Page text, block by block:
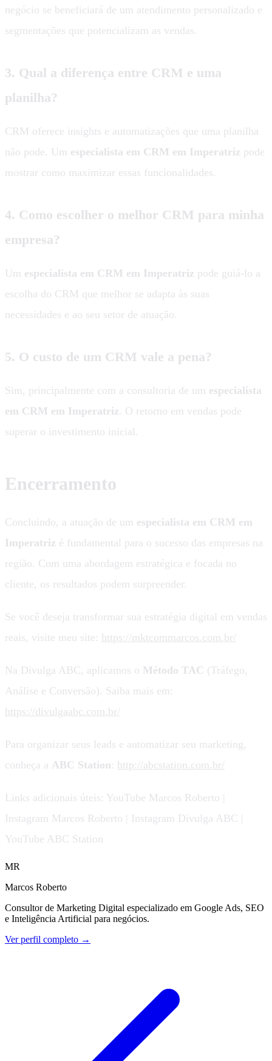
negócio se beneficiará de um atendimento personalizado e
segmentações que potencializam as vendas.
3. Qual a diferença entre CRM e uma
planilha?
CRM oferece insights e automatizações que uma planilha
não pode. Um especialista em CRM em Imperatriz pode
mostrar como maximizar essas funcionalidades.
4. Como escolher o melhor CRM para minha
empresa?
Um especialista em CRM em Imperatriz pode guiá-lo a
escolha do CRM que melhor se adapta às suas
necessidades e ao seu setor de atuação.
5. O custo de um CRM vale a pena?
Sim, principalmente com a consultoria de um especialista
em CRM em Imperatriz. O retorno em vendas pode
superar o investimento inicial.
Encerramento
Concluindo, a atuação de um especialista em CRM em
Imperatriz é fundamental para o sucesso das empresas na
região. Com uma abordagem estratégica e focada no
cliente, os resultados podem surpreender.
Se você deseja transformar sua estratégia digital em vendas
reais, visite meu site: https://mktcommarcos.com.br/
Na Divulga ABC, aplicamos o Método TAC (Tráfego,
Análise e Conversão). Saiba mais em:
https://divulgaabc.com.br/
Para organizar seus leads e automatizar seu marketing,
conheça a ABC Station: http://abcstation.com.br/
Links adicionais úteis: YouTube Marcos Roberto |
Instagram Marcos Roberto | Instagram Divulga ABC |
YouTube ABC Station
MR
Marcos Roberto
Consultor de Marketing Digital especializado em Google Ads, SEO
e Inteligência Artificial para negócios.
Ver perfil completo →